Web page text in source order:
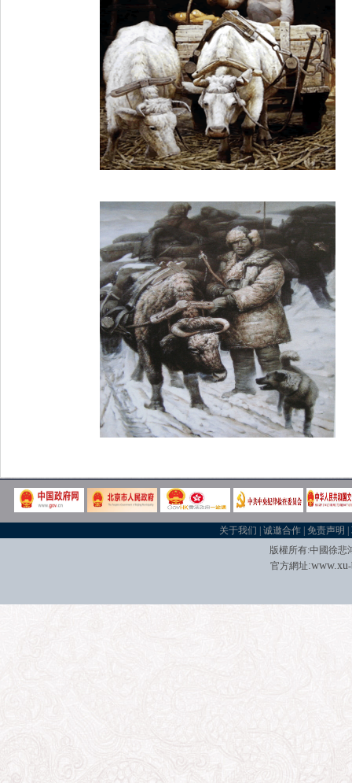
关于我们 |诚邀合作 |免责声明 |
版權所有:中國徐悲
官方網址:www.xu